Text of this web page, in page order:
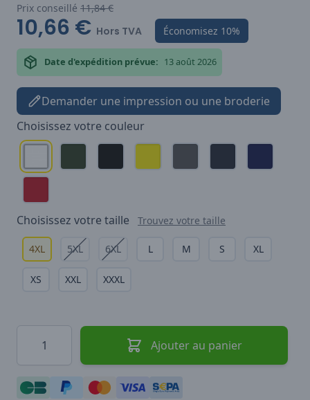
Prix conseillé 11,84 €
10,66 € Hors TVA Économisez 10%
Date d'expédition prévue: 13 août 2026
Demander une impression ou une broderie
Choisissez votre couleur
Choisissez votre taille Trouvez votre taille
4XL 5XL 6XL L M S XL
XS XXL XXXL
Ajouter au panier